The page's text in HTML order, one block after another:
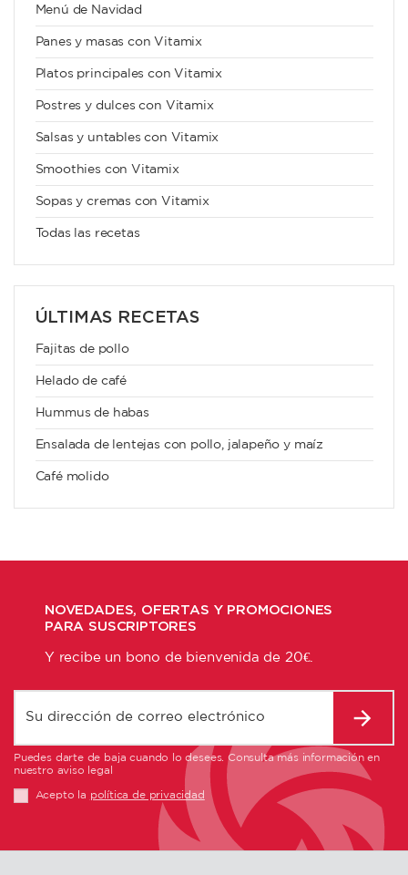
Menú de Navidad
Panes y masas con Vitamix
Platos principales con Vitamix
Postres y dulces con Vitamix
Salsas y untables con Vitamix
Smoothies con Vitamix
Sopas y cremas con Vitamix
Todas las recetas
ÚLTIMAS RECETAS
Fajitas de pollo
Helado de café
Hummus de habas
Ensalada de lentejas con pollo, jalapeño y maíz
Café molido
NOVEDADES, OFERTAS Y PROMOCIONES
PARA SUSCRIPTORES
Y recibe un bono de bienvenida de 20€.
Puedes darte de baja cuando lo desees. Consulta más información en
nuestro aviso legal
Acepto la política de privacidad